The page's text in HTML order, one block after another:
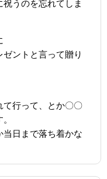
うのを忘れてしま
ゼントと言って贈り
て行って、とか〇〇
日まで落ち着かな